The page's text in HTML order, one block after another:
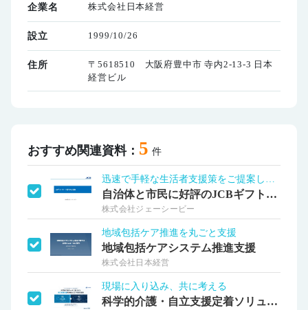
企業名 株式会社日本経営
設立 1999/10/26
住所
〒5618510 大阪府豊中市 寺内2-13-3 日本
経営ビル
おすすめ関連資料： 5 件
自治体と市民に好評のJCBギフト給付事業
株式会社ジェーシービー
地域包括ケア推進を丸ごと支援
地域包括ケアシステム推進支援
株式会社日本経営
現場に入り込み、共に考える
科学的介護・自立支援定着ソリューション